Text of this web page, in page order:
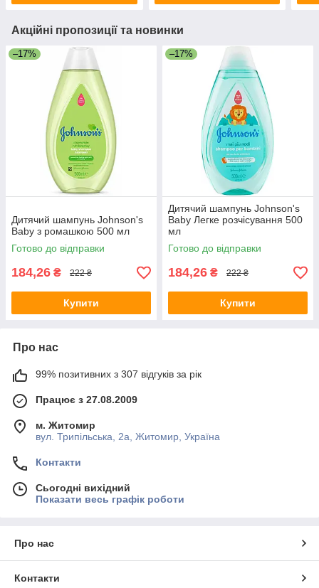
Акційні пропозиції та новинки
–17%
Дитячий шампунь Johnson's
Baby з ромашкою 500 мл
Готово до відправки
184,26 ₴ 222 ₴
Купити
–17%
Дитячий шампунь Johnson's
Baby Легке розчісування 500
мл
Готово до відправки
184,26 ₴ 222 ₴
Купити
Про нас
99% позитивних з 307 відгуків за рік
Працює з 27.08.2009
м. Житомир
вул. Трипільська, 2а, Житомир, Україна
Контакти
Сьогодні вихідний
Показати весь графік роботи
Про нас
Контакти